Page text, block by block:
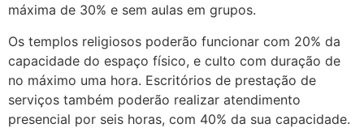
máxima de 30% e sem aulas em grupos.
Os templos religiosos poderão funcionar com 20% da
capacidade do espaço físico, e culto com duração de
no máximo uma hora. Escritórios de prestação de
serviços também poderão realizar atendimento
presencial por seis horas, com 40% da sua capacidade.